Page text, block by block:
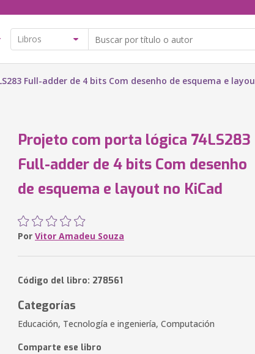
Full-adder de 4 bits Com desenho de esquema e
Projeto com porta lógica 74LS283
Full-adder de 4 bits Com desenho
de esquema e layout no KiCad
Por Vitor Amadeu Souza
Código del libro: 278561
Categorías
Educación, Tecnología e ingeniería, Computación
Comparte ese libro